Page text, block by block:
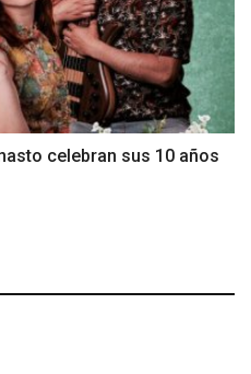
celebran sus 10 años